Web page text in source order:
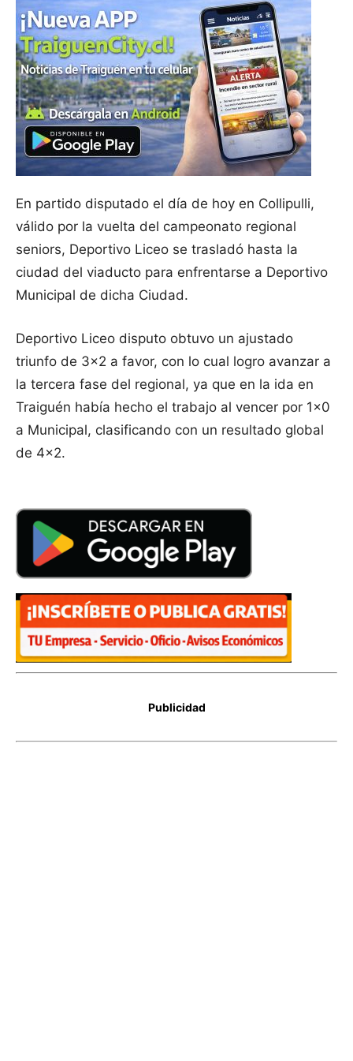
En partido disputado el día de hoy en Collipulli,
válido por la vuelta del campeonato regional
seniors, Deportivo Liceo se trasladó hasta la
ciudad del viaducto para enfrentarse a Deportivo
Municipal de dicha Ciudad.
Deportivo Liceo disputo obtuvo un ajustado
triunfo de 3×2 a favor, con lo cual logro avanzar a
la tercera fase del regional, ya que en la ida en
Traiguén había hecho el trabajo al vencer por 1×0
a Municipal, clasificando con un resultado global
de 4×2.
Publicidad